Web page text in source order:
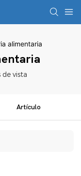
alimentaria
vista
Artículo